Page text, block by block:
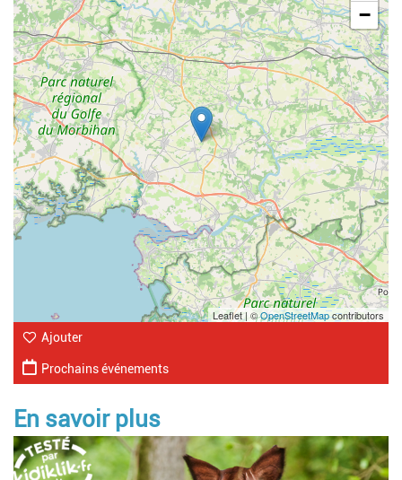
−
Leaflet | ©OpenStreetMapcontributors
Ajouter
Prochains événements
En savoir plus